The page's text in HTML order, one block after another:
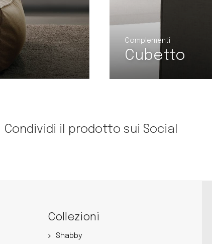
Lifroc
Condividi il prodotto sui Social
Collezioni
Shabby